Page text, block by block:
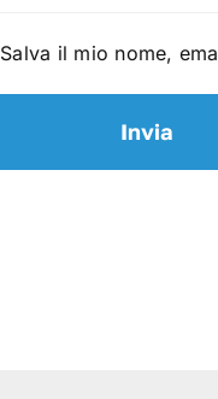
Salva il mio nome,